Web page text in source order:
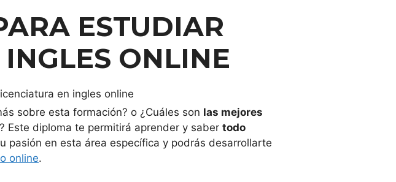
ESTUDIAR
ONLINE
sobre esta formación? o ¿Cuáles son las mejores
? Este diploma te permitirá aprender y saber todo
pasión en esta área específica y podrás desarrollarte
online.